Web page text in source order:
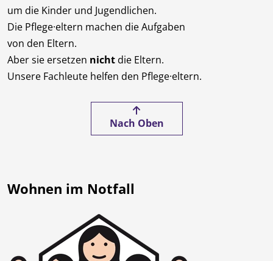
um die Kinder und Jugendlichen.
Die Pflege·eltern machen die Aufgaben
von den Eltern.
Aber sie ersetzen nicht die Eltern.
Unsere Fachleute helfen den Pflege·eltern.
Nach Oben
Wohnen im Notfall